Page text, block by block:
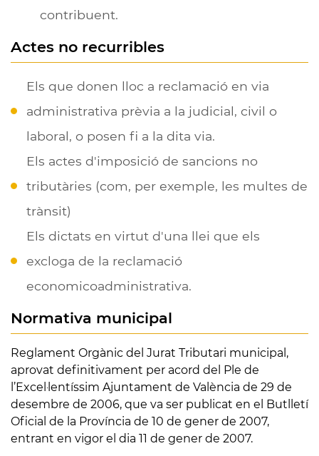
contribuent.
Actes no recurribles
Els que donen lloc a reclamació en via
administrativa prèvia a la judicial, civil o
laboral, o posen fi a la dita via.
Els actes d'imposició de sancions no
tributàries (com, per exemple, les multes de
trànsit)
Els dictats en virtut d'una llei que els
excloga de la reclamació
economicoadministrativa.
Normativa municipal
Reglament Orgànic del Jurat Tributari municipal,
aprovat definitivament per acord del Ple de
l’Excel·lentíssim Ajuntament de València de 29 de
desembre de 2006, que va ser publicat en el Butlletí
Oficial de la Província de 10 de gener de 2007,
entrant en vigor el dia 11 de gener de 2007.